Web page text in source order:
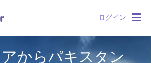
ログイン
からパキスタン